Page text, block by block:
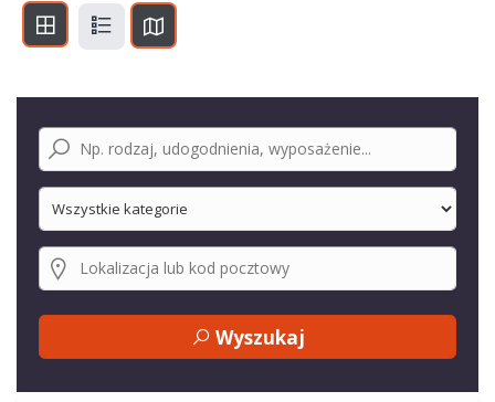
Wyszukaj